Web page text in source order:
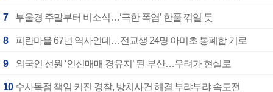
7 부울경 주말부터 비소식…‘극한 폭염’ 한풀 꺾일 듯
8 피란마을 67년 역사인데…전교생 24명 아미초 통폐합 기로
9 외국인 선원 ‘인신매매 경유지’ 된 부산…우려가 현실로
10 수사독점 책임 커진 경찰, 방치사건 해결 부랴부랴 속도전